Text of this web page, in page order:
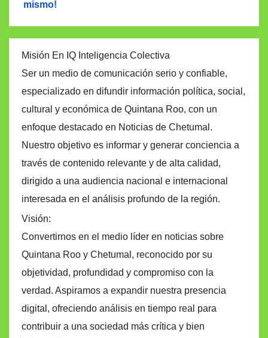
mismo!
Misión En IQ Inteligencia Colectiva
Ser un medio de comunicación serio y confiable,
especializado en difundir información política, social,
cultural y económica de Quintana Roo, con un
enfoque destacado en Noticias de Chetumal.
Nuestro objetivo es informar y generar conciencia a
través de contenido relevante y de alta calidad,
dirigido a una audiencia nacional e internacional
interesada en el análisis profundo de la región.
Visión:
Convertirnos en el medio líder en noticias sobre
Quintana Roo y Chetumal, reconocido por su
objetividad, profundidad y compromiso con la
verdad. Aspiramos a expandir nuestra presencia
digital, ofreciendo análisis en tiempo real para
contribuir a una sociedad más crítica y bien